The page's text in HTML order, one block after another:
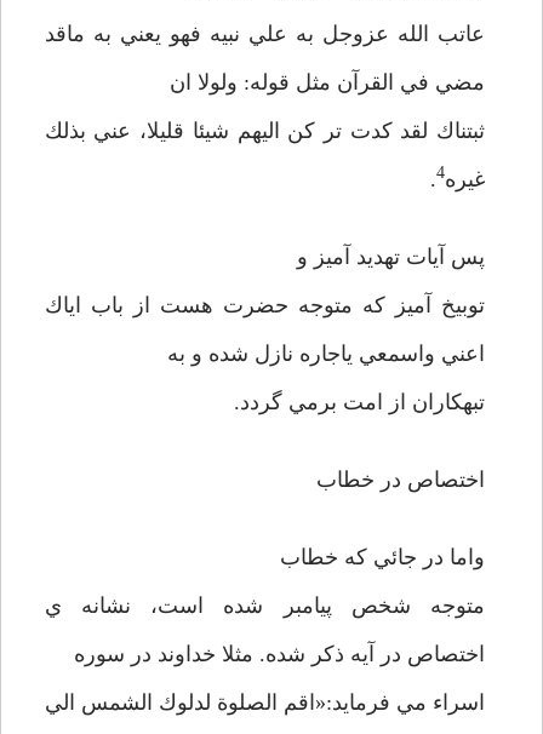
عاتب الله عزوجل به علي نبيه فهو يعني به ماقد
مضي في القرآن مثل قوله: ولولا ان
ثبتناك لقد كدت تر كن اليهم شيئا قليلا، عني بذلك
غيره4
.
پس آيات تهديد آميز و
توبيخ آميز كه متوجه حضرت هست از باب اياك
اعني واسمعي ياجاره نازل شده و به
تبهكاران از امت برمي گردد.
اختصاص در خطاب
واما در جائي كه خطاب
متوجه شخص پيامبر شده است، نشانه ي
اختصاص در آيه ذكر شده. مثلا خداوند در سوره
اسراء مي فرمايد:«اقم الصلوة لدلوك الشمس الي